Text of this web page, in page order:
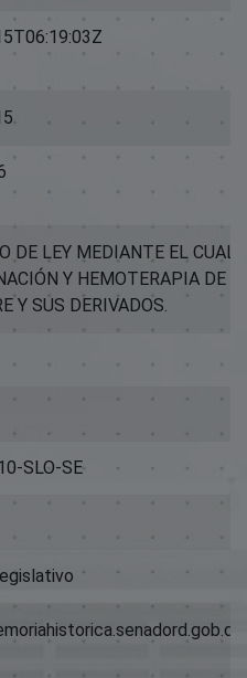
DE LEY MEDIANTE EL CUAL
Y HEMOTERAPIA DE
Y SUS DERIVADOS.
SLO-SE